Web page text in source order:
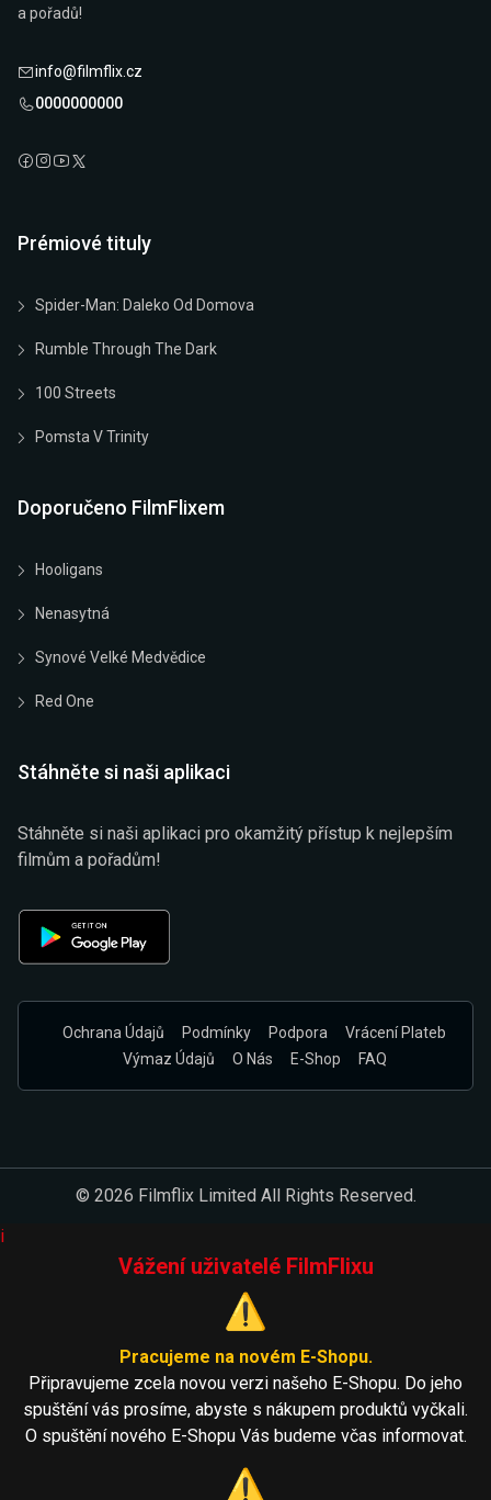
a pořadů!
info@filmflix.cz
0000000000
Prémiové tituly
Spider-Man: Daleko Od Domova
Rumble Through The Dark
100 Streets
Pomsta V Trinity
Doporučeno FilmFlixem
Hooligans
Nenasytná
Synové Velké Medvědice
Red One
Stáhněte si naši aplikaci
Stáhněte si naši aplikaci pro okamžitý přístup k nejlepším
filmům a pořadům!
Ochrana Údajů Podmínky Podpora
Vrácení Plateb
Výmaz Údajů
O Nás E-Shop FAQ
© 2026 Filmflix Limited All Rights Reserved.
i
Vážení uživatelé FilmFlixu
⚠️
Pracujeme na novém E-Shopu.
Připravujeme zcela novou verzi našeho E-Shopu. Do jeho
spuštění vás prosíme, abyste s nákupem produktů vyčkali.
O spuštění nového E-Shopu Vás budeme včas informovat.
⚠️